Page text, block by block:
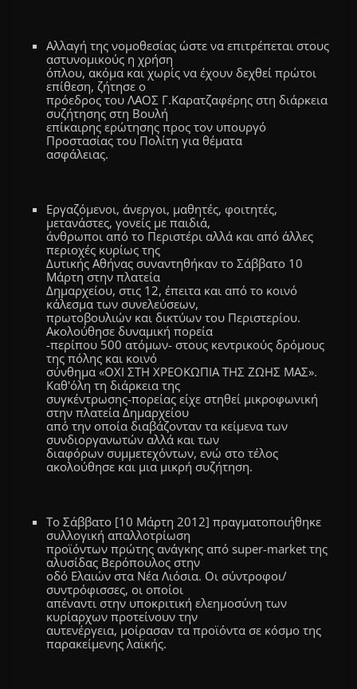
Αλλαγή της νομοθεσίας ώστε να επιτρέπεται στους
αστυνομικούς η χρήση
όπλου, ακόμα και χωρίς να έχουν δεχθεί πρώτοι
επίθεση, ζήτησε ο
πρόεδρος του ΛΑΟΣ Γ.Καρατζαφέρης στη διάρκεια
συζήτησης στη Βουλή
επίκαιρης ερώτησης προς τον υπουργό
Προστασίας του Πολίτη για θέματα
ασφάλειας.
Εργαζόμενοι, άνεργοι, μαθητές, φοιτητές,
μετανάστες, γονείς με παιδιά,
άνθρωποι από το Περιστέρι αλλά και από άλλες
περιοχές κυρίως της
Δυτικής Αθήνας συναντηθήκαν το Σάββατο 10
Μάρτη στην πλατεία
Δημαρχείου, στις 12, έπειτα και από το κοινό
κάλεσμα των συνελεύσεων,
πρωτοβουλιών και δικτύων του Περιστερίου.
Ακολούθησε δυναμική πορεία
-περίπου 500 ατόμων- στους κεντρικούς δρόμους
της πόλης και κοινό
σύνθημα «ΟΧΙ ΣΤΗ ΧΡΕΟΚΩΠΙΑ ΤΗΣ ΖΩΗΣ ΜΑΣ».
Καθ'όλη τη διάρκεια της
συγκέντρωσης-πορείας είχε στηθεί μικροφωνική
στην πλατεία Δημαρχείου
από την οποία διαβάζονταν τα κείμενα των
συνδιοργανωτών αλλά και των
διαφόρων συμμετεχόντων, ενώ στο τέλος
ακολούθησε και μια μικρή συζήτηση.
Το Σάββατο [10 Μάρτη 2012] πραγματοποιήθηκε
συλλογική απαλλοτρίωση
προϊόντων πρώτης ανάγκης από super-market της
αλυσίδας Βερόπουλος στην
οδό Ελαιών στα Νέα Λιόσια. Οι σύντροφοι/
συντρόφισσες, οι οποίοι
απέναντι στην υποκριτική ελεημοσύνη των
κυρίαρχων προτείνουν την
αυτενέργεια, μοίρασαν τα προϊόντα σε κόσμο της
παρακείμενης λαϊκής.